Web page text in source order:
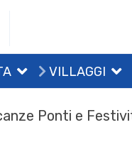
VILLAGGI
Ponti e